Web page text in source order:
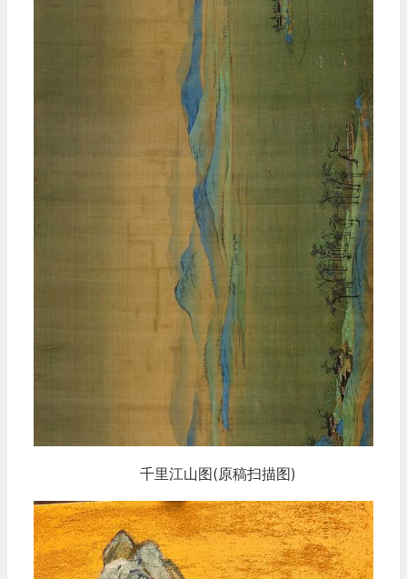
千里江山图(原稿扫描图)